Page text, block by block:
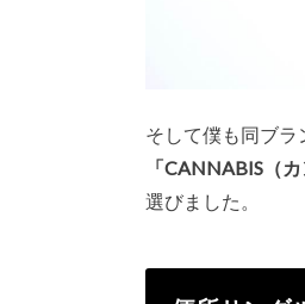
そして僕も同ブ
「CANNABIS（
選びました。